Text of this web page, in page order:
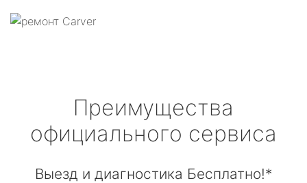
Преимущества
официального сервиса
Выезд и диагностика Бесплатно!*